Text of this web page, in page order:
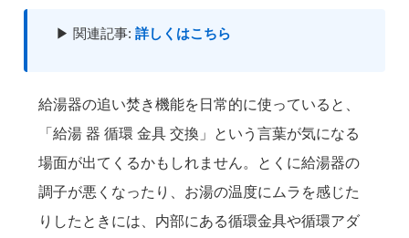
▶ 関連記事: 詳しくはこちら
給湯器の追い焚き機能を日常的に使っていると、
「給湯 器 循環 金具 交換」という言葉が気になる
場面が出てくるかもしれません。とくに給湯器の
調子が悪くなったり、お湯の温度にムラを感じた
りしたときには、内部にある循環金具や循環アダ